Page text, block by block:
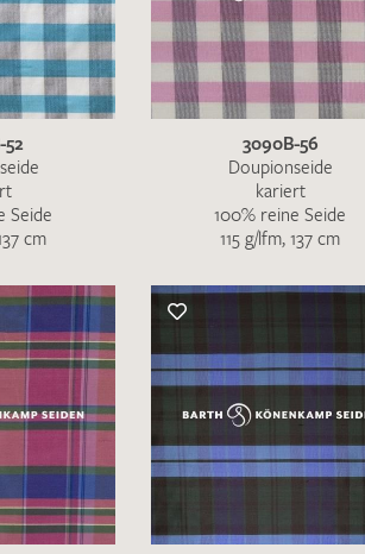
IHRE KONTAKTDATEN
Leider ist das Kontaktformular
schreiben Sie eine E-Mail mit
Wir arbeiten schnellstmöglich
52
Seide
cm
3090B-56
Doupionseide
kariert
100% reine Seide
115 g/lfm, 137 cm